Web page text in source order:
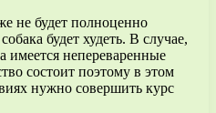
не будет полноценно
будет худеть. В случае,
имеется непереваренные
состоит поэтому в этом
нужно совершить курс